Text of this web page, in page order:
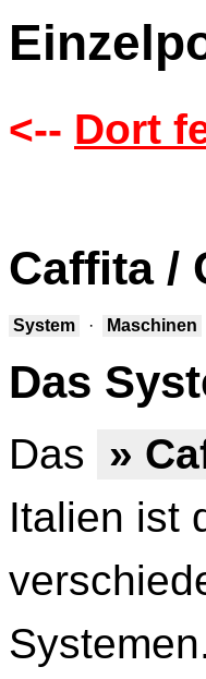
<-- Dort
Caffita /
System · Maschinen
Das
Das »
Italien ist